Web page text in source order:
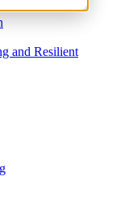
and Resilient